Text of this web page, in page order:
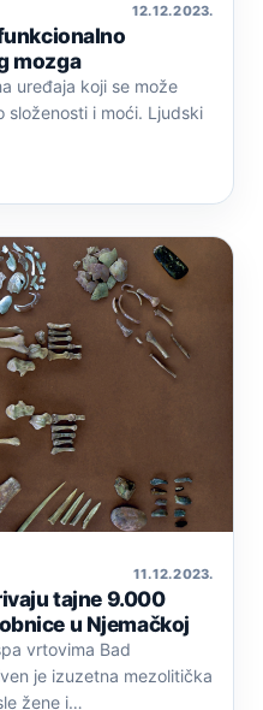
12. 12. 2023.
mozga
uređaja koji se može
složenosti i moći. Ljudski
11. 12. 2023.
tajne 9.000
u Njemačkoj
vrtovima Bad
je izuzetna mezolitička
žene i…